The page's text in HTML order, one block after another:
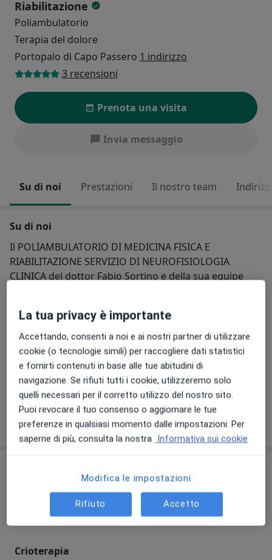
Riabilitazione
Poliambulatorio
Terapia del dolore
Portopalo di Capo Passero 1 indirizzo
3 recensioni
Prenota una visita
Invia messaggio
Su di noi Prestazioni Il nostro team Indirizzi
Su di noi
Il POLIAMBULATORIO DI MEDICINA FISICA E
RIABILITAZIONE SERVIZIO DI NEUROFISIOLOGIA
CLINICA del dottor Fabio Sortino e della sua equipe
Evocati (Pea,Pev,Pess), Polisonnografia,
Ecografianeuromuscolare, Laser ad elevata potenza.
Tecar terapia, Ultrasuoni, Ionoforesi, Magnototerapia,
Presso terapia. Venoplus, Onde D'urto, Crioterapia,
Terapia del dolore lombare e articolare con gas
medicale.
Prestazioni di: Ortopedia - Neurologia - Fisiatrica -
richiesta di informazione e prenotazione
AltroChi siamo
Le nostre specializzazioni Mostra tutto
Visualizza altre informazioni
Crioterapia
La tua privacy è importante
Accettando, consenti a noi e ai nostri partner di utilizzare
cookie (o tecnologie simili) per raccogliere dati statistici
e fornirti contenuti in base alle tue abitudini di
navigazione. Se rifiuti tutti i cookie, utilizzeremo solo
quelli necessari per il corretto utilizzo del nostro sito.
Puoi revocare il tuo consenso o aggiornare le tue
preferenze in qualsiasi momento dalle impostazioni. Per
saperne di più, consulta la nostra Informativa sui cookie
Modifica le impostazioni
Rifiuto Accetto